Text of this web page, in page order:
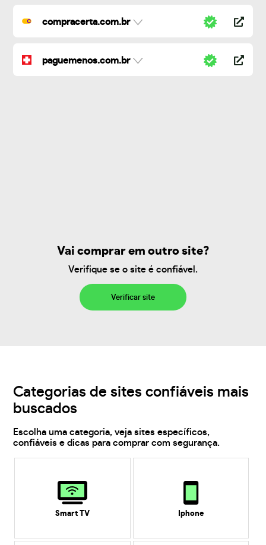
compracerta.com.br
paguemenos.com.br
Vai comprar em outro site?
Verifique se o site é confiável.
Verificar site
Categorias de sites confiáveis mais
buscados
Escolha uma categoria, veja sites específicos,
confiáveis e dicas para comprar com segurança.
Smart TV Iphone